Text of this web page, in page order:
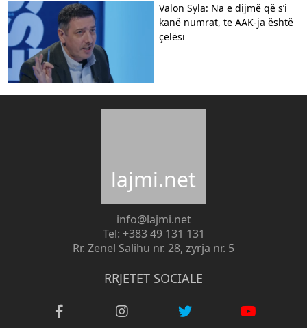
Valon Syla: Na e dijmë që s’i
kanë numrat, te AAK-ja është
çelësi
lajmi.net
info@lajmi.net
Tel: +383 49 131 131
Rr. Zenel Salihu nr. 28, zyrja nr. 5
RRJETET SOCIALE